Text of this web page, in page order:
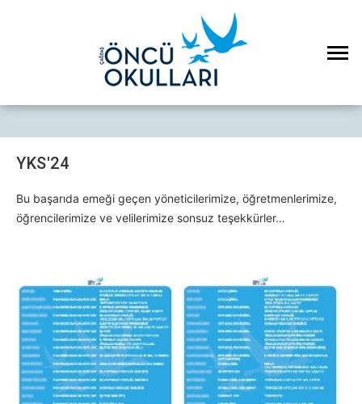
YKS'24
Bu başarıda emeği geçen yöneticilerimize, öğretmenlerimize,
öğrencilerimize ve velilerimize sonsuz teşekkürler…